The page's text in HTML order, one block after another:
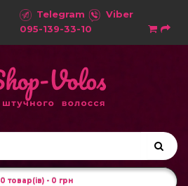
Telegram
Viber
095-139-33-10
0 товар(ів) - 0 грн